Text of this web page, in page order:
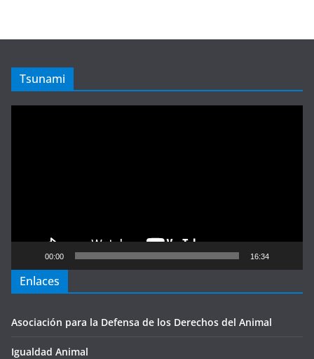
Tsunami
00:00 16:34
Enlaces
Asociación para la Defensa de los Derechos del Animal
Igualdad Animal